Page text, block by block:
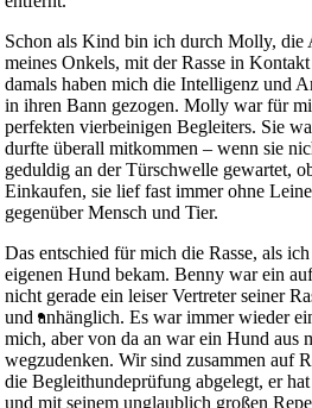
Schon als Kind bin ich durch Molly, die
meines Onkels, mit der Rasse in
damals haben mich die Intelligenz und
in ihren Bann gezogen. Molly war für
perfekten vierbeinigen Begleiters. Sie
durfte überall mitkommen – wenn sie
geduldig an der Türschwelle gewartet,
Einkaufen, sie lief fast immer ohne
gegenüber Mensch und Tier.
Das entschied für mich die Rasse, als
eigenen Hund bekam. Benny war ein
nicht gerade ein leiser Vertreter seiner
und anhänglich. Es war immer wieder
mich, aber von da an war ein Hund aus
wegzudenken. Wir sind zusammen auf
die Begleithundeprüfung abgelegt, er
und mit seinem unglaublich großen